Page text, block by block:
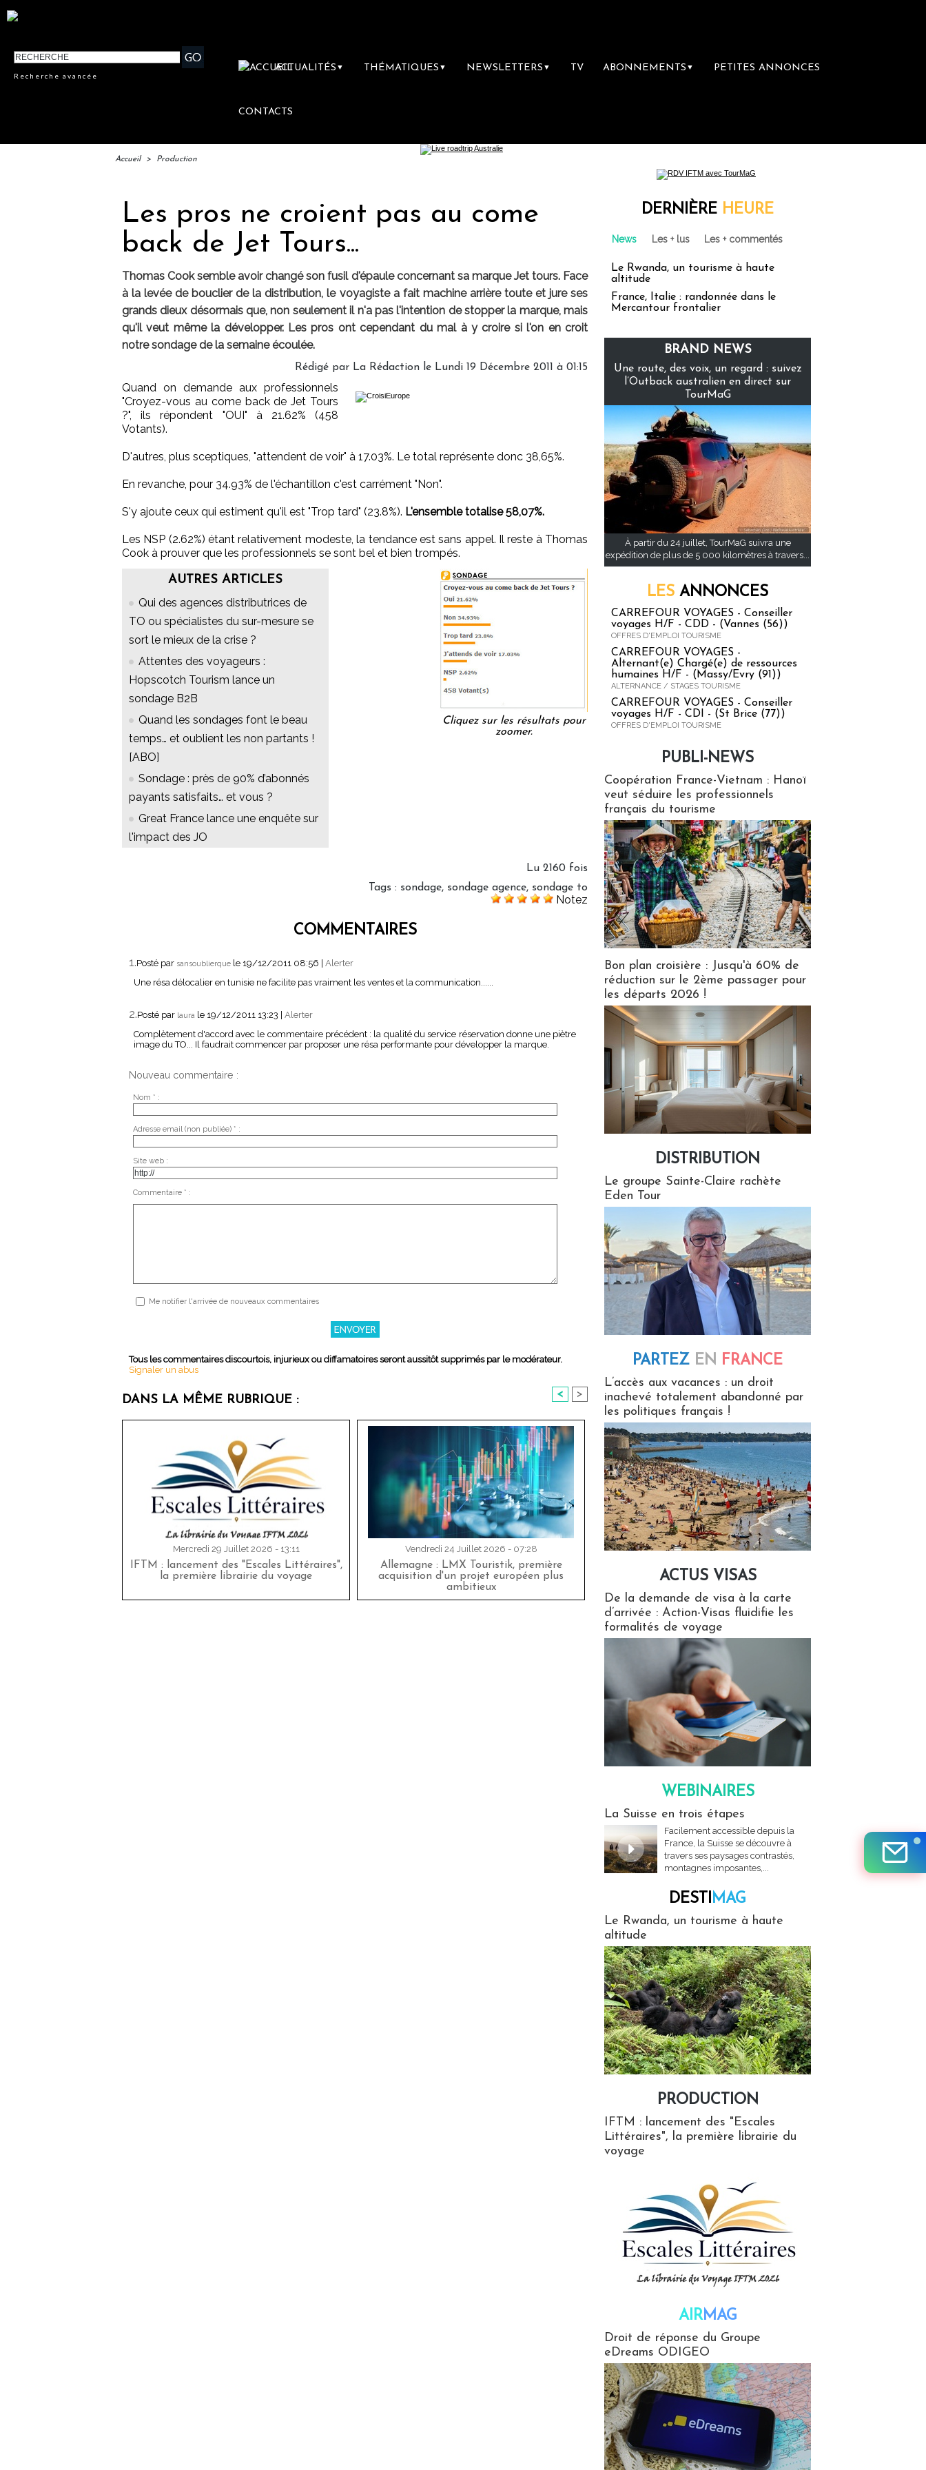
Recherche avancée
ACTUALITÉS ▼ THÉMATIQUES ▼ NEWSLETTERS ▼ TV ABONNEMENTS ▼ PETITES ANNONCES
CONTACTS
Accueil > Production
Les pros ne croient pas au come
back de Jet Tours...
Thomas Cook semble avoir changé son fusil d'épaule concernant sa marque Jet tours. Face
à la levée de bouclier de la distribution, le voyagiste a fait machine arrière toute et jure ses
grands dieux désormais que, non seulement il n'a pas l'intention de stopper la marque, mais
qu'il veut même la développer. Les pros ont cependant du mal à y croire si l'on en croit
notre sondage de la semaine écoulée.
Rédigé par La Rédaction le Lundi 19 Décembre 2011 à 01:15
Quand on demande aux professionnels
"Croyez-vous au come back de Jet Tours
?", ils répondent "OUI" à 21.62% (458
Votants).
D'autres, plus sceptiques, "attendent de voir" à 17.03%. Le total représente donc 38,65%.
En revanche, pour 34.93% de l'échantillon c'est carrément "Non".
S'y ajoute ceux qui estiment qu'il est "Trop tard" (23.8%). L'ensemble totalise 58,07%.
Les NSP (2.62%) étant relativement modeste, la tendance est sans appel. Il reste à Thomas
Cook à prouver que les professionnels se sont bel et bien trompés.
AUTRES ARTICLES
Qui des agences distributrices de
TO ou spécialistes du sur-mesure se
sort le mieux de la crise ?
Attentes des voyageurs :
Hopscotch Tourism lance un
sondage B2B
Quand les sondages font le beau
temps… et oublient les non partants !
[ABO]
Sondage : près de 90% d’abonnés
payants satisfaits… et vous ?
Great France lance une enquête sur
l'impact des JO
Cliquez sur les résultats pour
zoomer.
Lu 2160 fois
Tags : sondage, sondage agence, sondage to
Notez
COMMENTAIRES
1.Posté par sansoublierque le 19/12/2011 08:56
Alerter
Une résa délocalier en tunisie ne facilite pas vraiment les ventes et la communication......
2.Posté par laura le 19/12/2011 13:23
Alerter
Complètement d'accord avec le commentaire précédent : la qualité du service réservation donne une piètre
image du TO... Il faudrait commencer par proposer une résa performante pour développer la marque.
Nouveau commentaire :
Nom * :
Adresse email (non publiée) * :
Site web :
Commentaire * :
Me notifier l'arrivée de nouveaux commentaires
Tous les commentaires discourtois, injurieux ou diffamatoires seront aussitôt supprimés par le modérateur.
Signaler un abus
DANS LA MÊME RUBRIQUE : < >
Mercredi 29 Juillet 2026 - 13:11
IFTM : lancement des "Escales Littéraires",
la première librairie du voyage
Vendredi 24 Juillet 2026 - 07:28
Allemagne : LMX Touristik, première
acquisition d'un projet européen plus
ambitieux
DERNIÈRE HEURE
News Les + lus Les + commentés
Le Rwanda, un tourisme à haute
altitude
France, Italie : randonnée dans le
Mercantour frontalier
BRAND NEWS
Une route, des voix, un regard : suivez
l’Outback australien en direct sur
TourMaG
À partir du 24 juillet, TourMaG suivra une
expédition de plus de 5 000 kilomètres à travers...
LES ANNONCES
CARREFOUR VOYAGES - Conseiller
voyages H/F - CDD - (Vannes (56))
OFFRES D'EMPLOI TOURISME
CARREFOUR VOYAGES -
Alternant(e) Chargé(e) de ressources
humaines H/F - (Massy/Evry (91))
ALTERNANCE / STAGES TOURISME
CARREFOUR VOYAGES - Conseiller
voyages H/F - CDI - (St Brice (77))
OFFRES D'EMPLOI TOURISME
PUBLI-NEWS
Coopération France-Vietnam : Hanoï
veut séduire les professionnels
français du tourisme
Bon plan croisière : Jusqu'à 60% de
réduction sur le 2ème passager pour
les départs 2026 !
DISTRIBUTION
Le groupe Sainte-Claire rachète
Eden Tour
PARTEZ EN FRANCE
L’accès aux vacances : un droit
inachevé totalement abandonné par
les politiques français !
ACTUS VISAS
De la demande de visa à la carte
d’arrivée : Action-Visas fluidifie les
formalités de voyage
WEBINAIRES
La Suisse en trois étapes
Facilement accessible depuis la
France, la Suisse se découvre à
travers ses paysages contrastés,
montagnes imposantes,...
DESTIMAG
Le Rwanda, un tourisme à haute
altitude
PRODUCTION
IFTM : lancement des "Escales
Littéraires", la première librairie du
voyage
AIRMAG
Droit de réponse du Groupe
eDreams ODIGEO